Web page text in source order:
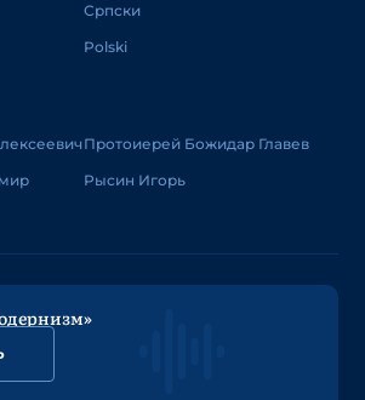
Српски
Polski
Протоиерей Божидар Главев
Рысин Игорь